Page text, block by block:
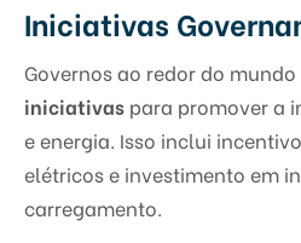
Iniciativas
Governos ao redor do
iniciativas para promover a
e energia. Isso inclui
elétricos e investimento em
carregamento.